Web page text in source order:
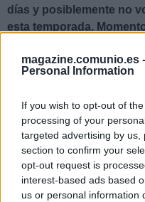
magazine.comunio.es -
Personal Information
If you wish to opt-out of
processing of your
targeted advertising by
section to confirm your
opt-out request is
interest-based ads based
us or personal information
días y posiblemente no
esta temporada.
Sergi Roberto
El polivalente jugador
tercera vez en la
Levante. El parte médico
que sufre unas molestias
muslo derecho por las
Lo más probable es que